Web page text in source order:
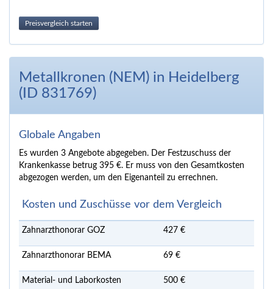
Preisvergleich starten
Metallkronen (NEM) in Heidelberg
(ID 831769)
Globale Angaben
Es wurden 3 Angebote abgegeben. Der Festzuschuss der
Krankenkasse betrug 395 €. Er muss von den Gesamtkosten
abgezogen werden, um den Eigenanteil zu errechnen.
Kosten und Zuschüsse vor dem Vergleich
Zahnarzthonorar GOZ 427 €
Zahnarzthonorar BEMA 69 €
Material- und Laborkosten 500 €